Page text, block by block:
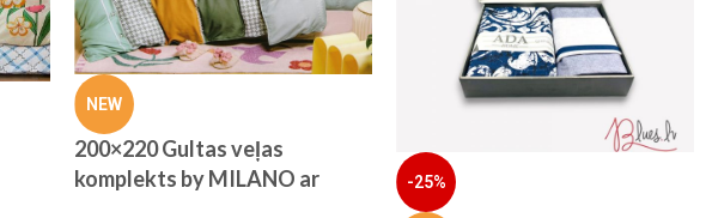
NEW
200×220 Gultas veļas
komplekts by MILANO ar
-25%